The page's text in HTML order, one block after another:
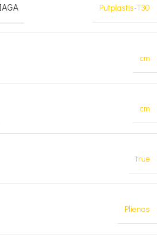
Putplastis-T30
cm
cm
true
Plienas